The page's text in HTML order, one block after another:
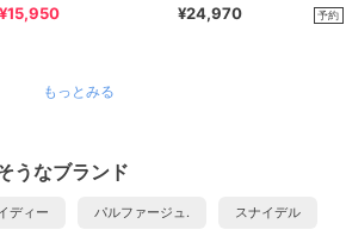
¥15,950 ¥24,970 予約
もっとみる
うなブランド
ディー パルファージュ. スナイデル